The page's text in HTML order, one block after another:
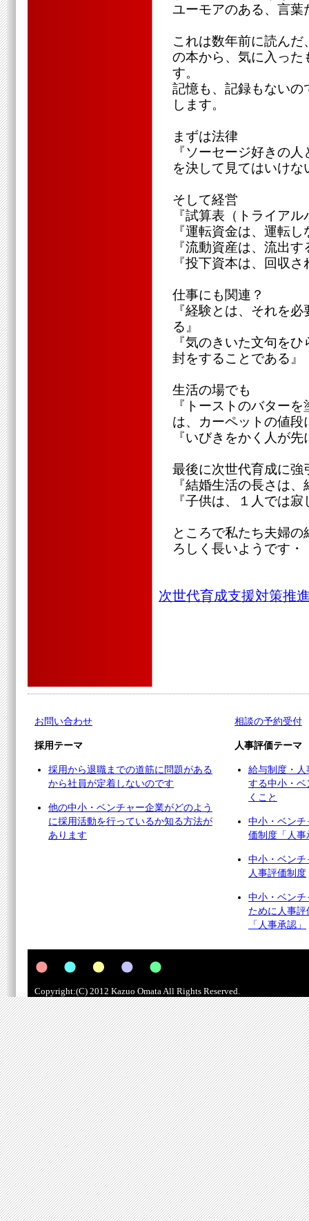
ユーモアのある、言葉
これは数年前に読ん
の本から、気に入った
す。
記憶も、記録もないの
します。
まずは法律
『ソーセージ好きの
を決して見てはいけな
そして経営
『試算表（トライア
『運転資金は、運転し
『流動資産は、流出す
『投下資本は、回収
仕事にも関連？
『経験とは、それを
る』
『気のきいた文句を
封をすることである』
生活の場でも
『トーストのバター
は、カーペットの値段
『いびきをかく人が
最後に次世代育成に強
『結婚生活の長さは
『子供は、１人では
ところで私たち夫婦
ろしく長いようです・
次世代育成支援対策推
お問い合わせ
採用テーマ
採用から退職までの道筋に問題がある
から社員が定着しないのです
他の中小・ベンチャー企業がどのよう
に採用活動を行っているか知る方法が
あります
相談の予約受付
人事評価テーマ
給与制度・
する中小・
くこと
中小・ベン
価制度「人事
中小・ベン
人事評価制度
中小・ベン
ために人事
「人事承認」
Copyright:(C) 2012 Kazuo Omata All Rights Reserved.